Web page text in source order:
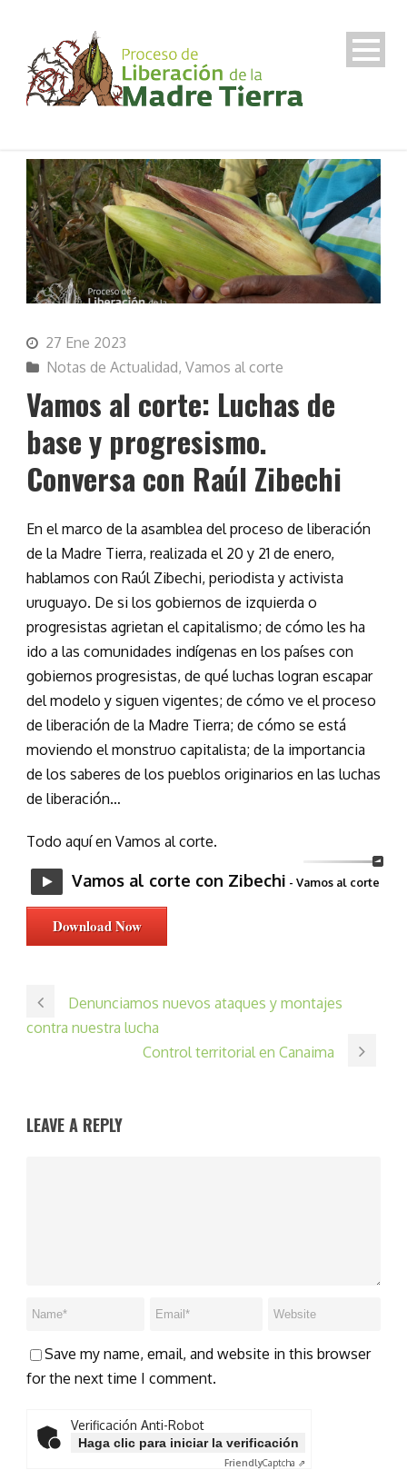
27 Ene 2023
Notas de Actualidad, Vamos al corte
Vamos al corte: Luchas de
base y progresismo.
Conversa con Raúl Zibechi
En el marco de la asamblea del proceso de liberación
de la Madre Tierra, realizada el 20 y 21 de enero,
hablamos con Raúl Zibechi, periodista y activista
uruguayo. De si los gobiernos de izquierda o
progresistas agrietan el capitalismo; de cómo les ha
ido a las comunidades indígenas en los países con
gobiernos progresistas, de qué luchas logran escapar
del modelo y siguen vigentes; de cómo ve el proceso
de liberación de la Madre Tierra; de cómo se está
moviendo el monstruo capitalista; de la importancia
de los saberes de los pueblos originarios en las luchas
de liberación…
Todo aquí en Vamos al corte.
Vamos al corte con Zibechi - Vamos al corte
Download Now
Denunciamos nuevos ataques y montajes
contra nuestra lucha
Control territorial en Canaima
LEAVE A REPLY
Save my name, email, and website in this browser
for the next time I comment.
Verificación Anti-Robot
Haga clic para iniciar la verificación
FriendlyCaptcha ⇗